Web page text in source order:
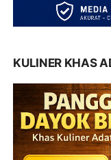
KULINER KHAS